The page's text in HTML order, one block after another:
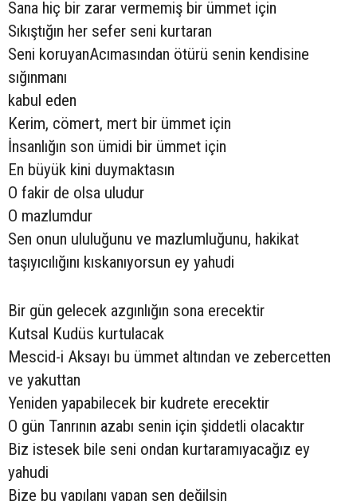
Sana hiç bir zarar vermemiş bir ümmet için
Sıkıştığın her sefer seni kurtaran
Seni koruyanAcımasından ötürü senin kendisine
sığınmanı
kabul eden
Kerim, cömert, mert bir ümmet için
İnsanlığın son ümidi bir ümmet için
En büyük kini duymaktasın
O fakir de olsa uludur
O mazlumdur
Sen onun ululuğunu ve mazlumluğunu, hakikat
taşıyıcılığını kıskanıyorsun ey yahudi
Bir gün gelecek azgınlığın sona erecektir
Kutsal Kudüs kurtulacak
Mescid-i Aksayı bu ümmet altından ve zebercetten
ve yakuttan
Yeniden yapabilecek bir kudrete erecektir
O gün Tanrının azabı senin için şiddetli olacaktır
Biz istesek bile seni ondan kurtaramıyacağız ey
yahudi
Bize bu yapılanı yapan sen değilsin